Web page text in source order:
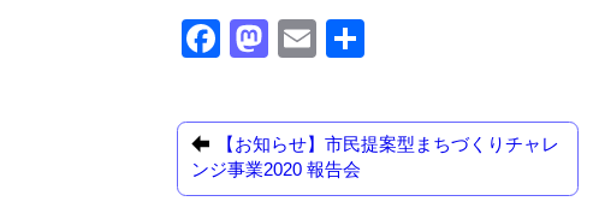
F
c
e
b
M
st
o
d
E
ail
【お知らせ】市民提案型まちづくりチャレ
ンジ事業2020 報告会